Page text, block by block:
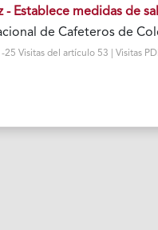
- Establece medidas de
de Cafeteros de
25 Visitas del artículo 53 | Visitas